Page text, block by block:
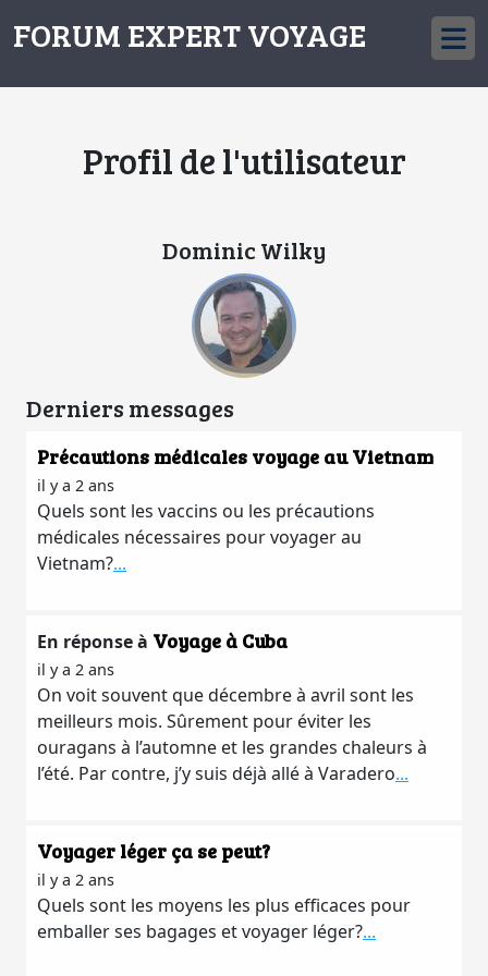
FORUM EXPERT VOYAGE
Profil de l'utilisateur
Dominic Wilky
Derniers messages
Précautions médicales voyage au Vietnam
il y a 2 ans
Quels sont les vaccins ou les précautions
médicales nécessaires pour voyager au
Vietnam?...
En réponse à Voyage à Cuba
il y a 2 ans
On voit souvent que décembre à avril sont les
meilleurs mois. Sûrement pour éviter les
ouragans à l’automne et les grandes chaleurs à
l’été. Par contre, j’y suis déjà allé à Varadero...
Voyager léger ça se peut?
il y a 2 ans
Quels sont les moyens les plus efficaces pour
emballer ses bagages et voyager léger?...